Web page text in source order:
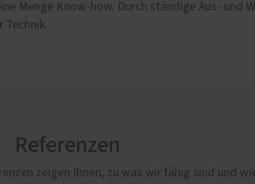
Menge Know-how. Durch ständige Aus- und
Technik.
Referenzen
zeigen Ihnen, zu was wir fähig sind und